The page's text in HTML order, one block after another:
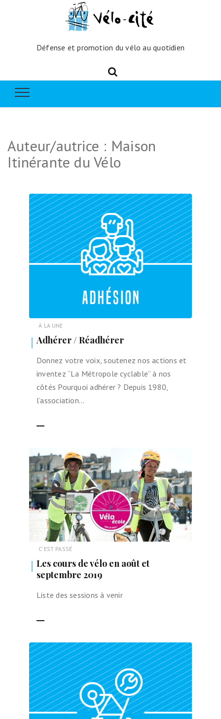
Défense et promotion du vélo au quotidien
Auteur/autrice : Maison
Itinérante du Vélo
À LA UNE
Adhérer / Réadhérer
Donnez votre voix, soutenez nos actions et
inventez “La Métropole cyclable” à nos
côtés Pourquoi adhérer ? Depuis 1980,
l’association…
C'EST PASSÉ
Les cours de vélo en août et
septembre 2019
Liste des sessions à venir